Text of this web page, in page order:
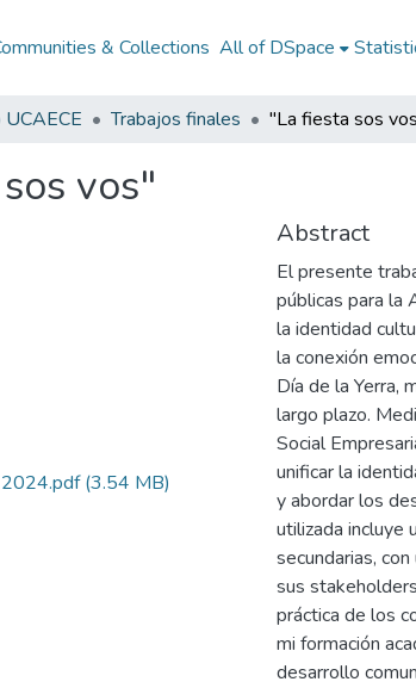
& Collections All of DSpace
Trabajos finales "La fiesta sos
vos"
2024.pdf(3.54 MB)
Abstract
El presente
públicas para la
la identidad
la conexión
Día de la Yerra,
largo plazo.
Social
unificar la
y abordar los
utilizada incluye
secundarias,
sus
práctica de los
mi formación
desarrollo